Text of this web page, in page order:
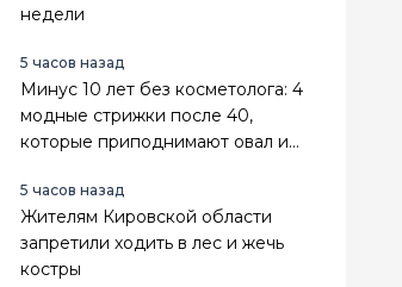
недели
5 часов назад
Минус 10 лет без косметолога: 4
модные стрижки после 40,
которые приподнимают овал и
5 часов назад
Жителям Кировской области
запретили ходить в лес и жечь
костры